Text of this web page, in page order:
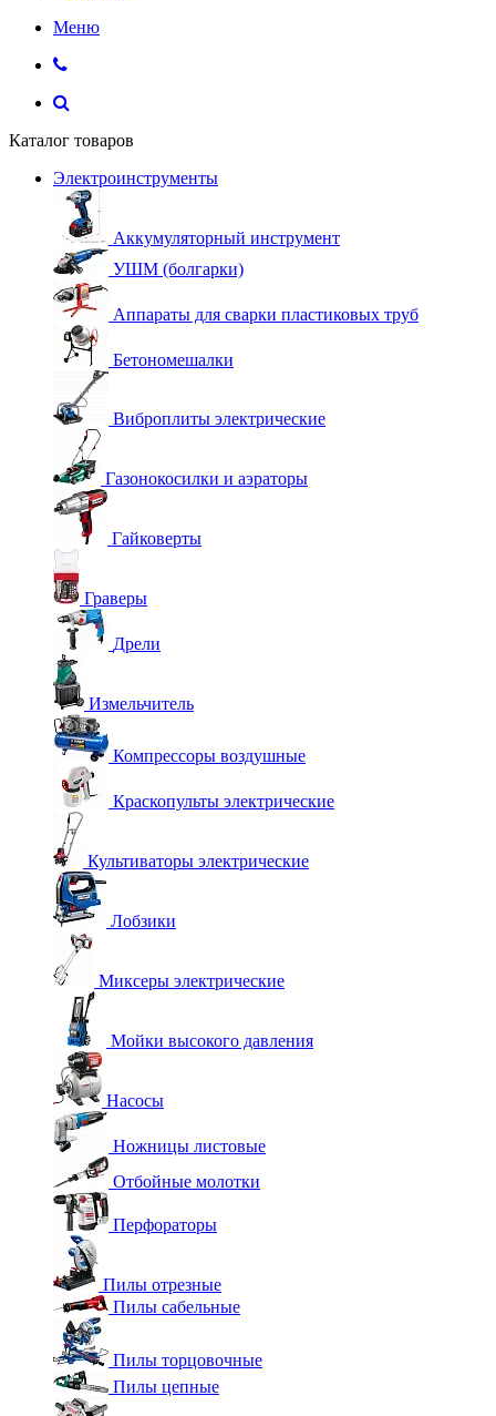
Меню
Каталог товаров
Электроинструменты
Аккумуляторный инструмент
УШМ (болгарки)
Аппараты для сварки пластиковых труб
Бетономешалки
Виброплиты электрические
Газонокосилки и аэраторы
Гайковерты
Граверы
Дрели
Измельчитель
Компрессоры воздушные
Краскопульты электрические
Культиваторы электрические
Лобзики
Миксеры электрические
Мойки высокого давления
Насосы
Ножницы листовые
Отбойные молотки
Перфораторы
Пилы отрезные
Пилы сабельные
Пилы торцовочные
Пилы цепные